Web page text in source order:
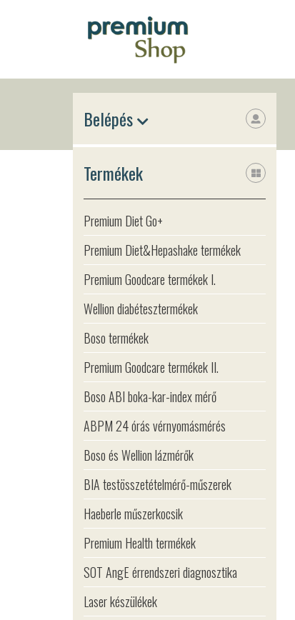
Belépés
Termékek
Premium Diet Go+
Premium Diet&Hepashake termékek
Premium Goodcare termékek I.
Wellion diabétesztermékek
Boso termékek
Premium Goodcare termékek II.
Boso ABI boka-kar-index mérő
ABPM 24 órás vérnyomásmérés
Boso és Wellion lázmérők
BIA testösszetételmérő-műszerek
Haeberle műszerkocsik
Premium Health termékek
SOT AngE érrendszeri diagnosztika
Laser készülékek